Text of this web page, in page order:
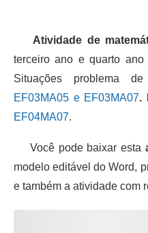
Atividade de
terceiro ano e quarto ano
Situações problema
EF03MA05 e EF03MA07.
EF04MA07.
Você pode baixar esta
modelo editável do Word,
e também a atividade com